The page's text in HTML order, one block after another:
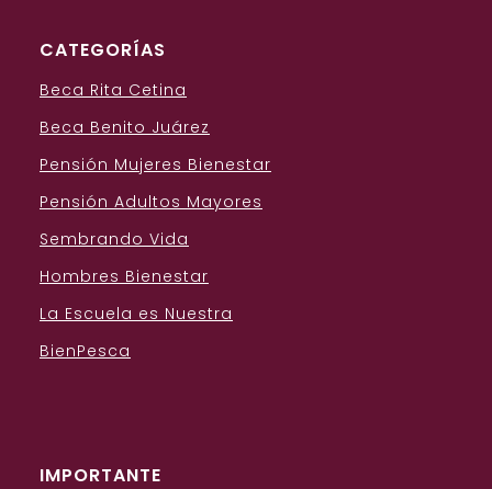
CATEGORÍAS
Beca Rita Cetina
Beca Benito Juárez
Pensión Mujeres Bienestar
Pensión Adultos Mayores
Sembrando Vida
Hombres Bienestar
La Escuela es Nuestra
BienPesca
IMPORTANTE